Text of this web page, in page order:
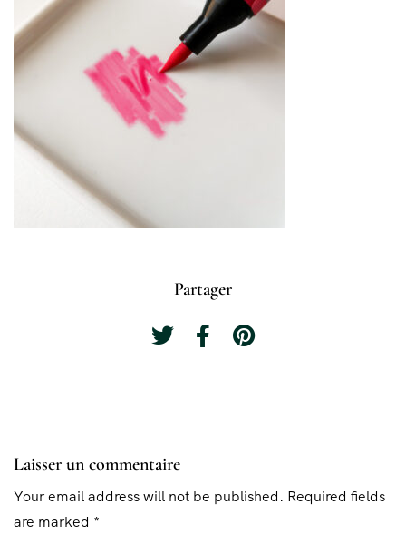
Partager
Laisser un commentaire
Your email address will not be published. Required fields
are marked *